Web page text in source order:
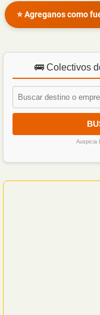
⭐ Agreganos como
🚌 Colectivos
Auspicia